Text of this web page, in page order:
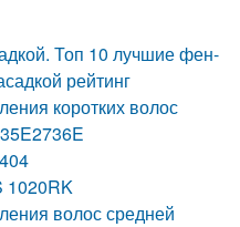
Топ 10 лучшие фен-
рейтинг
коротких волос
1020RK
волос средней